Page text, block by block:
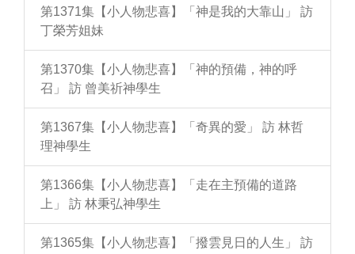
第1371集【小人物悲喜】「神是我的大靠山」 訪
丁榮芳姐妹
第1370集【小人物悲喜】「神的預備，神的呼
召」 訪 曾美祈神學生
第1367集【小人物悲喜】「奇異的愛」 訪 林哲
理神學生
第1366集【小人物悲喜】「走在主預備的道路
上」 訪 林秉弘神學生
第1365集【小人物悲喜】「撥雲見日的人生」 訪